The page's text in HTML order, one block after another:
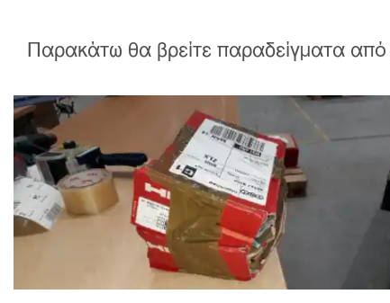
Παρακάτω θα βρείτε παραδείγματα από